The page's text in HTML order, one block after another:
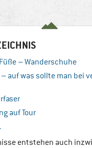
– Wanderschuhe
auf was sollte man bei
auf Tour
entstehen auch